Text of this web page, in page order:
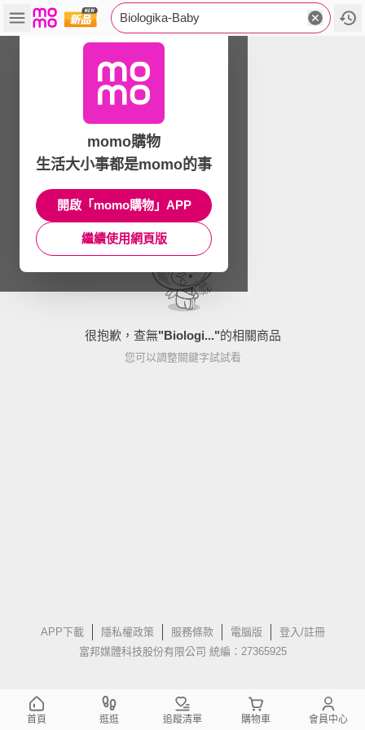
Biologika-Baby
很抱歉，查無"Biologi..."的相關商品
您可以調整關鍵字試試看
APP下載 隱私權政策 服務條款 電腦版
登入/註冊
富邦媒體科技股份有限公司 統編：27365925
momo購物
生活大小事都是momo的事
開啟「momo購物」APP
繼續使用網頁版
首頁 逛逛 追蹤清單 購物車 會員中心